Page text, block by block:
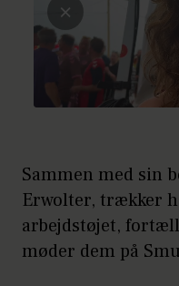
Sammen med sin
Erwolter, trækker
arbejdstøjet,
møder dem på